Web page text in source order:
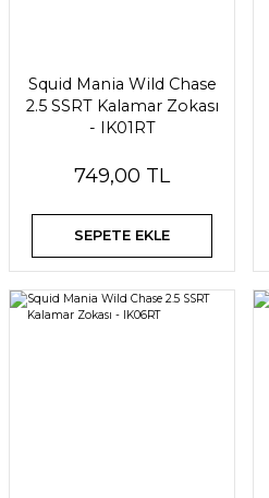
Squid Mania Wild Chase
2.5 SSRT Kalamar Zokası
- IK01RT
749,00 TL
SEPETE EKLE